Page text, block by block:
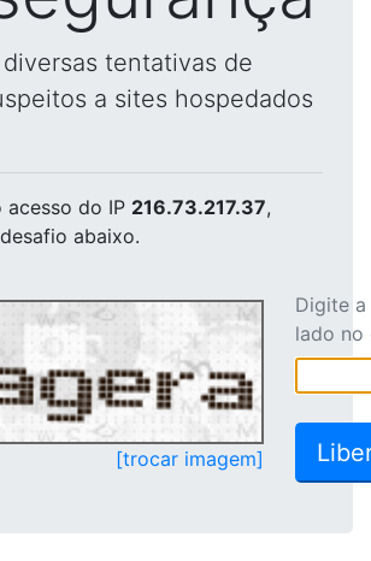
tentativas de
a sites hospedados
acesso do IP 216.73.217.37,
abaixo.
[trocar imagem]
Digite
lado no